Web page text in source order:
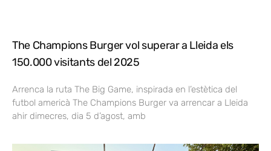
The Champions Burger vol superar a Lleida els
150.000 visitants del 2025
Arrenca la ruta The Big Game, inspirada en l’estètica del
futbol americà The Champions Burger va arrencar a Lleida
ahir dimecres, dia 5 d’agost, amb